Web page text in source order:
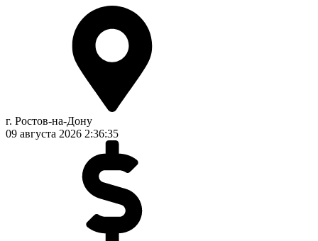
г. Ростов-на-Дону
09 августа 2026 2:36:36